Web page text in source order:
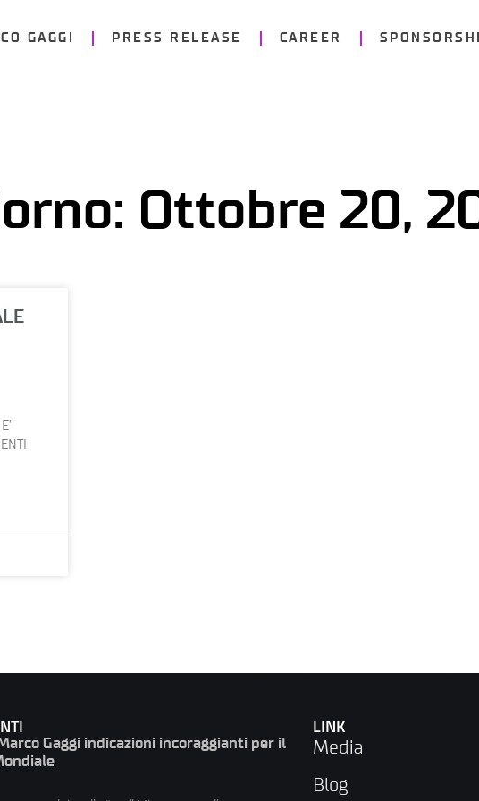
GAGGI PRESS RELEASE CAREER
Ottobre 20,
Gaggi indicazioni incoraggianti per il
LINK
Media
Blog